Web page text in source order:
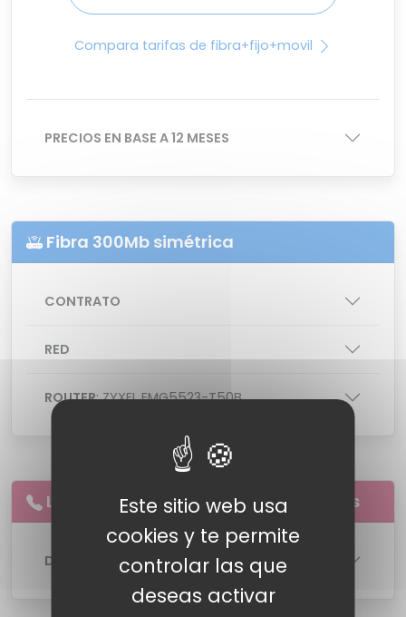
Compara tarifas de fibra+fijo+movil
PRECIOS EN BASE A 12 MESES
Fibra 300Mb simétrica
CONTRATO
RED
ROUTER: ZYXEL EMG5523-T50B
Llamadasilimitadasafijosy móviles
DETALLES DE LA LINEA
Este sitio web usa
cookies y te permite
controlar las que
deseas activar